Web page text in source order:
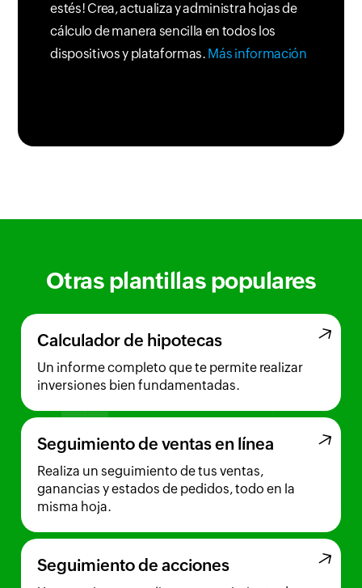
estés! Crea, actualiza y administra hojas de
cálculo de manera sencilla en todos los
dispositivos y plataformas. Más información
Otras plantillas populares
Calculador de hipotecas
Un informe completo que te permite realizar
inversiones bien fundamentadas.
Seguimiento de ventas en línea
Realiza un seguimiento de tus ventas,
ganancias y estados de pedidos, todo en la
misma hoja.
Seguimiento de acciones